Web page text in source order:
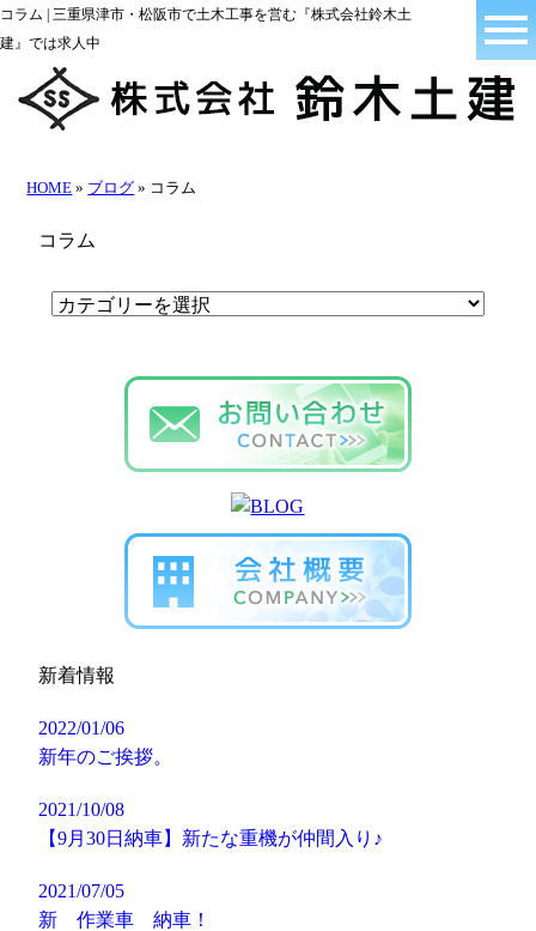
コラム | 三重県津市・松阪市で土木工事を営む『株式会社鈴木土
建』では求人中
HOME » ブログ » コラム
コラム
新着情報
2022/01/06
新年のご挨拶。
2021/10/08
【9月30日納車】新たな重機が仲間入り♪
2021/07/05
新 作業車 納車！